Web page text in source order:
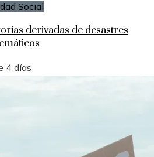
Social
derivadas de desastres
4 días